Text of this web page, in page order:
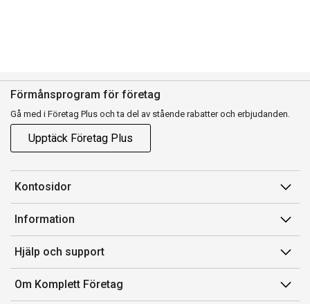
Förmånsprogram för företag
Gå med i Företag Plus och ta del av stående rabatter och erbjudanden.
Upptäck Företag Plus
Kontosidor
Mina sidor
Orderhistorik
Fakturor & Kvitton
Inköpslistor
Information
Försäljningsvillkor
Villkor för Komplett Företag Plus
Felsökning & guider
Hjälp och support
Kontakta oss
Kundservice
Om Komplett Företag